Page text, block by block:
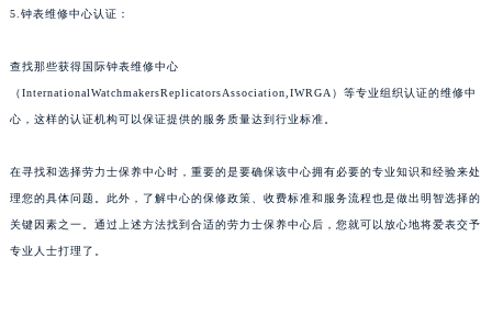
5.钟表维修中心认证：
查找那些获得国际钟表维修中心
（InternationalWatchmakersReplicatorsAssociation,IWRGA）等专业组织认证的维修中
心，这样的认证机构可以保证提供的服务质量达到行业标准。
在寻找和选择劳力士保养中心时，重要的是要确保该中心拥有必要的专业知识和经验来处
理您的具体问题。此外，了解中心的保修政策、收费标准和服务流程也是做出明智选择的
关键因素之一。通过上述方法找到合适的劳力士保养中心后，您就可以放心地将爱表交予
专业人士打理了。